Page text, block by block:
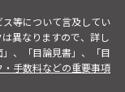
等について言及してい
異なりますので、詳し
、「目論見書」、「目
・手数料などの重要事項